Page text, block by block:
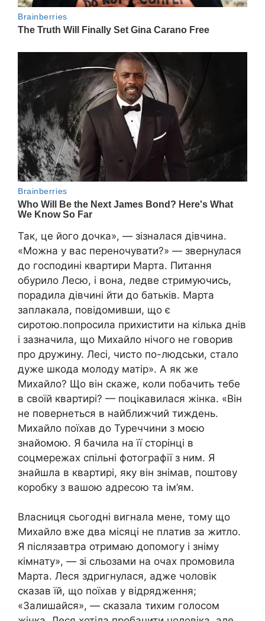
Так, це його дочка», — зізналася дівчина.
«Можна у вас переночувати?» — звернулася
до господині квартири Марта. Питання
обурило Лесю, і вона, ледве стримуючись,
порадила дівчині йти до батьків. Марта
заплакала, повідомивши, що є
сиротою.попросила прихистити на кілька днів
і зазначила, що Михайло нічого не говорив
про дружину. Лесі, чисто по-людськи, стало
дуже шкода молоду матір». А як же
Михайло? Що він скаже, коли побачить тебе
в своїй квартирі? — поцікавилася жінка. «Він
не повернеться в найближчий тиждень.
Михайло поїхав до Туреччини з моєю
знайомою. Я бачила на її сторінці в
соцмережах спільні фотографії з ним. Я
знайшла в квартирі, яку він знімав, поштову
коробку з вашою адресою та ім’ям.
Власниця сьогодні вигнала мене, тому що
Михайло вже два місяці не платив за житло.
Я післязавтра отримаю допомогу і зніму
кімнату», — зі сльозами на очах промовила
Марта. Леся здригнулася, адже чоловік
сказав їй, що поїхав у відрядження;
«Залишайся», — сказала тихим голосом